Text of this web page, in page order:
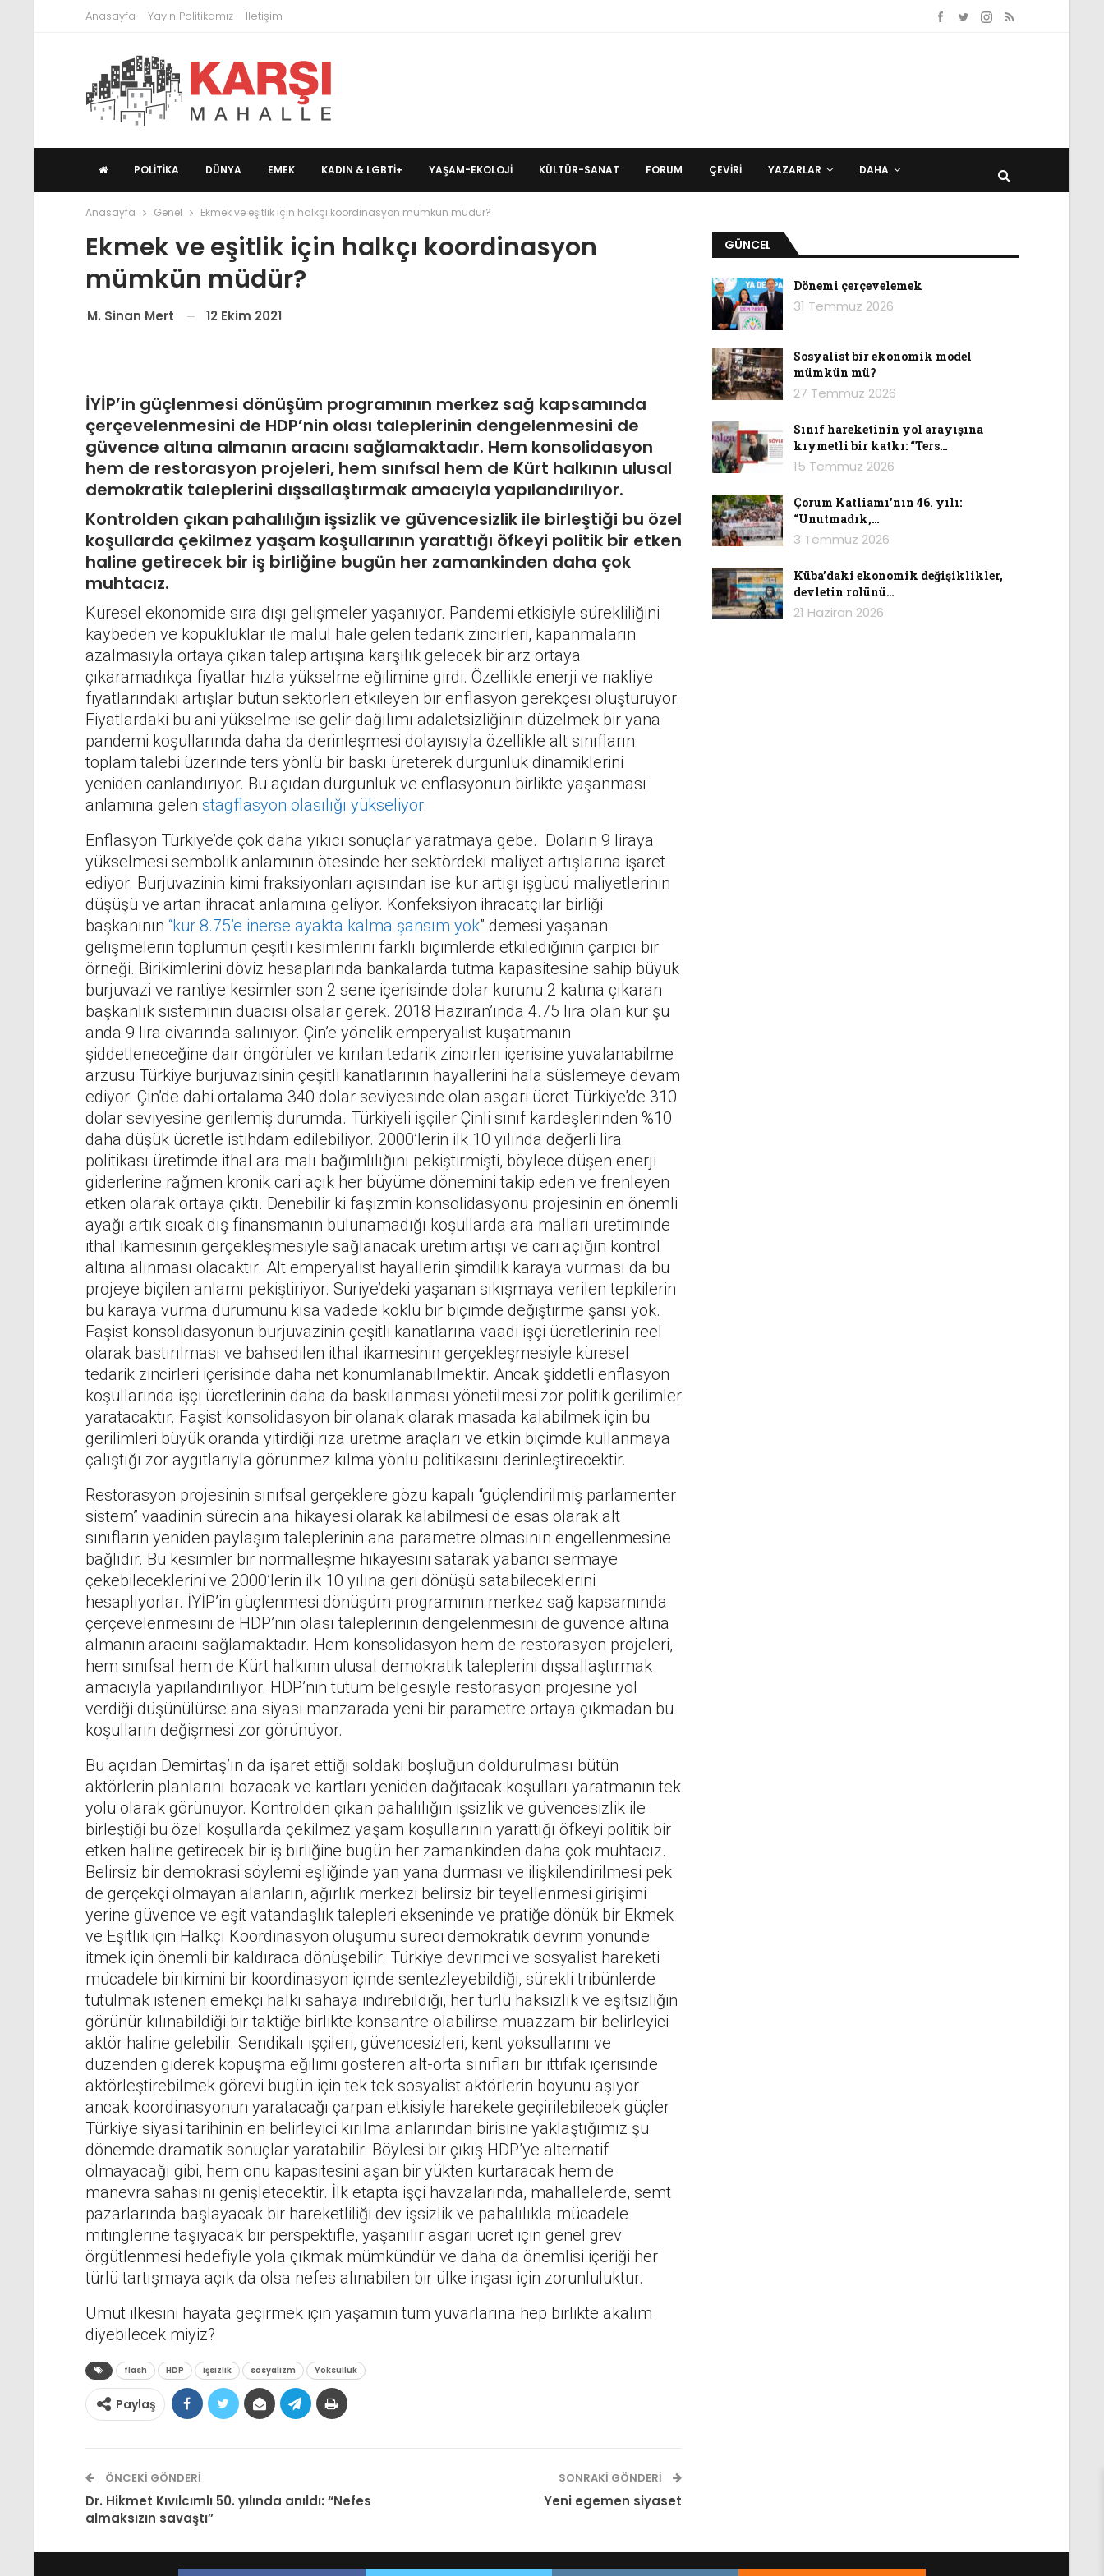
Anasayfa Yayın Politikamız İletişim
POLITIKA DÜNYA EMEK KADIN & LGBTİ+ YAŞAM-EKOLOJI KÜLTÜR-SANAT FORUM ÇEVIRI YAZARLAR DAHA
Anasayfa Genel Ekmek ve eşitlik için halkçı koordinasyon mümkün müdür?
Ekmek ve eşitlik için halkçı koordinasyon
mümkün müdür?
M. Sinan Mert 12 Ekim 2021
İYİP’in güçlenmesi dönüşüm programının merkez sağ kapsamında
çerçevelenmesini de HDP’nin olası taleplerinin dengelenmesini de
güvence altına almanın aracını sağlamaktadır. Hem konsolidasyon
hem de restorasyon projeleri, hem sınıfsal hem de Kürt halkının ulusal
demokratik taleplerini dışsallaştırmak amacıyla yapılandırılıyor.
Kontrolden çıkan pahalılığın işsizlik ve güvencesizlik ile birleştiği bu özel
koşullarda çekilmez yaşam koşullarının yarattığı öfkeyi politik bir etken
haline getirecek bir iş birliğine bugün her zamankinden daha çok
muhtacız.
Küresel ekonomide sıra dışı gelişmeler yaşanıyor. Pandemi etkisiyle sürekliliğini
kaybeden ve kopukluklar ile malul hale gelen tedarik zincirleri, kapanmaların
azalmasıyla ortaya çıkan talep artışına karşılık gelecek bir arz ortaya
çıkaramadıkça fiyatlar hızla yükselme eğilimine girdi. Özellikle enerji ve nakliye
fiyatlarındaki artışlar bütün sektörleri etkileyen bir enflasyon gerekçesi oluşturuyor.
Fiyatlardaki bu ani yükselme ise gelir dağılımı adaletsizliğinin düzelmek bir yana
pandemi koşullarında daha da derinleşmesi dolayısıyla özellikle alt sınıfların
toplam talebi üzerinde ters yönlü bir baskı üreterek durgunluk dinamiklerini
yeniden canlandırıyor. Bu açıdan durgunluk ve enflasyonun birlikte yaşanması
anlamına gelen stagflasyon olasılığı yükseliyor.
Enflasyon Türkiye’de çok daha yıkıcı sonuçlar yaratmaya gebe. Doların 9 liraya
yükselmesi sembolik anlamının ötesinde her sektördeki maliyet artışlarına işaret
ediyor. Burjuvazinin kimi fraksiyonları açısından ise kur artışı işgücü maliyetlerinin
düşüşü ve artan ihracat anlamına geliyor. Konfeksiyon ihracatçılar birliği
başkanının “kur 8.75’e inerse ayakta kalma şansım yok” demesi yaşanan
gelişmelerin toplumun çeşitli kesimlerini farklı biçimlerde etkilediğinin çarpıcı bir
örneği. Birikimlerini döviz hesaplarında bankalarda tutma kapasitesine sahip büyük
burjuvazi ve rantiye kesimler son 2 sene içerisinde dolar kurunu 2 katına çıkaran
başkanlık sisteminin duacısı olsalar gerek. 2018 Haziran’ında 4.75 lira olan kur şu
anda 9 lira civarında salınıyor. Çin’e yönelik emperyalist kuşatmanın
şiddetleneceğine dair öngörüler ve kırılan tedarik zincirleri içerisine yuvalanabilme
arzusu Türkiye burjuvazisinin çeşitli kanatlarının hayallerini hala süslemeye devam
ediyor. Çin’de dahi ortalama 340 dolar seviyesinde olan asgari ücret Türkiye’de 310
dolar seviyesine gerilemiş durumda. Türkiyeli işçiler Çinli sınıf kardeşlerinden %10
daha düşük ücretle istihdam edilebiliyor. 2000’lerin ilk 10 yılında değerli lira
politikası üretimde ithal ara malı bağımlılığını pekiştirmişti, böylece düşen enerji
giderlerine rağmen kronik cari açık her büyüme dönemini takip eden ve frenleyen
etken olarak ortaya çıktı. Denebilir ki faşizmin konsolidasyonu projesinin en önemli
ayağı artık sıcak dış finansmanın bulunamadığı koşullarda ara malları üretiminde
ithal ikamesinin gerçekleşmesiyle sağlanacak üretim artışı ve cari açığın kontrol
altına alınması olacaktır. Alt emperyalist hayallerin şimdilik karaya vurması da bu
projeye biçilen anlamı pekiştiriyor. Suriye’deki yaşanan sıkışmaya verilen tepkilerin
bu karaya vurma durumunu kısa vadede köklü bir biçimde değiştirme şansı yok.
Faşist konsolidasyonun burjuvazinin çeşitli kanatlarına vaadi işçi ücretlerinin reel
olarak bastırılması ve bahsedilen ithal ikamesinin gerçekleşmesiyle küresel
tedarik zincirleri içerisinde daha net konumlanabilmektir. Ancak şiddetli enflasyon
koşullarında işçi ücretlerinin daha da baskılanması yönetilmesi zor politik gerilimler
yaratacaktır. Faşist konsolidasyon bir olanak olarak masada kalabilmek için bu
gerilimleri büyük oranda yitirdiği rıza üretme araçları ve etkin biçimde kullanmaya
çalıştığı zor aygıtlarıyla görünmez kılma yönlü politikasını derinleştirecektir.
Restorasyon projesinin sınıfsal gerçeklere gözü kapalı “güçlendirilmiş parlamenter
sistem” vaadinin sürecin ana hikayesi olarak kalabilmesi de esas olarak alt
sınıfların yeniden paylaşım taleplerinin ana parametre olmasının engellenmesine
bağlıdır. Bu kesimler bir normalleşme hikayesini satarak yabancı sermaye
çekebileceklerini ve 2000’lerin ilk 10 yılına geri dönüşü satabileceklerini
hesaplıyorlar. İYİP’in güçlenmesi dönüşüm programının merkez sağ kapsamında
çerçevelenmesini de HDP’nin olası taleplerinin dengelenmesini de güvence altına
almanın aracını sağlamaktadır. Hem konsolidasyon hem de restorasyon projeleri,
hem sınıfsal hem de Kürt halkının ulusal demokratik taleplerini dışsallaştırmak
amacıyla yapılandırılıyor. HDP’nin tutum belgesiyle restorasyon projesine yol
verdiği düşünülürse ana siyasi manzarada yeni bir parametre ortaya çıkmadan bu
koşulların değişmesi zor görünüyor.
Bu açıdan Demirtaş’ın da işaret ettiği soldaki boşluğun doldurulması bütün
aktörlerin planlarını bozacak ve kartları yeniden dağıtacak koşulları yaratmanın tek
yolu olarak görünüyor. Kontrolden çıkan pahalılığın işsizlik ve güvencesizlik ile
birleştiği bu özel koşullarda çekilmez yaşam koşullarının yarattığı öfkeyi politik bir
etken haline getirecek bir iş birliğine bugün her zamankinden daha çok muhtacız.
Belirsiz bir demokrasi söylemi eşliğinde yan yana durması ve ilişkilendirilmesi pek
de gerçekçi olmayan alanların, ağırlık merkezi belirsiz bir teyellenmesi girişimi
yerine güvence ve eşit vatandaşlık talepleri ekseninde ve pratiğe dönük bir Ekmek
ve Eşitlik için Halkçı Koordinasyon oluşumu süreci demokratik devrim yönünde
itmek için önemli bir kaldıraca dönüşebilir. Türkiye devrimci ve sosyalist hareketi
mücadele birikimini bir koordinasyon içinde sentezleyebildiği, sürekli tribünlerde
tutulmak istenen emekçi halkı sahaya indirebildiği, her türlü haksızlık ve eşitsizliğin
görünür kılınabildiği bir taktiğe birlikte konsantre olabilirse muazzam bir belirleyici
aktör haline gelebilir. Sendikalı işçileri, güvencesizleri, kent yoksullarını ve
düzenden giderek kopuşma eğilimi gösteren alt-orta sınıfları bir ittifak içerisinde
aktörleştirebilmek görevi bugün için tek tek sosyalist aktörlerin boyunu aşıyor
ancak koordinasyonun yaratacağı çarpan etkisiyle harekete geçirilebilecek güçler
Türkiye siyasi tarihinin en belirleyici kırılma anlarından birisine yaklaştığımız şu
dönemde dramatik sonuçlar yaratabilir. Böylesi bir çıkış HDP’ye alternatif
olmayacağı gibi, hem onu kapasitesini aşan bir yükten kurtaracak hem de
manevra sahasını genişletecektir. İlk etapta işçi havzalarında, mahallelerde, semt
pazarlarında başlayacak bir hareketliliği dev işsizlik ve pahalılıkla mücadele
mitinglerine taşıyacak bir perspektifle, yaşanılır asgari ücret için genel grev
örgütlenmesi hedefiyle yola çıkmak mümkündür ve daha da önemlisi içeriği her
türlü tartışmaya açık da olsa nefes alınabilen bir ülke inşası için zorunluluktur.
Umut ilkesini hayata geçirmek için yaşamın tüm yuvarlarına hep birlikte akalım
diyebilecek miyiz?
flash HDP işsizlik sosyalizm Yoksulluk
Paylaş
ÖNCEKI GÖNDERI
Dr. Hikmet Kıvılcımlı 50. yılında anıldı: “Nefes
almaksızın savaştı”
SONRAKI GÖNDERI
Yeni egemen siyaset
GÜNCEL
Dönemi çerçevelemek
31 Temmuz 2026
Sosyalist bir ekonomik model
mümkün mü?
27 Temmuz 2026
Sınıf hareketinin yol arayışına
kıymetli bir katkı: “Ters…
15 Temmuz 2026
Çorum Katliamı’nın 46. yılı:
“Unutmadık,…
3 Temmuz 2026
Küba’daki ekonomik değişiklikler,
devletin rolünü…
21 Haziran 2026